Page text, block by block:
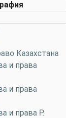
Казахстана
и права
и права
и права Р.